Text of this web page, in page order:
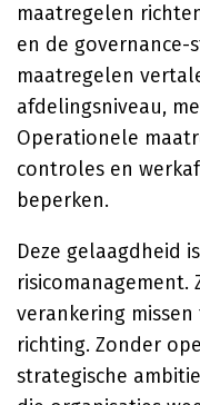
maatregelen
en de governance-
maatregelen
afdelingsniveau,
Operationele
controles en
beperken.
Deze gelaagdheid
risicomanagement.
verankering
richting. Zonder
strategische